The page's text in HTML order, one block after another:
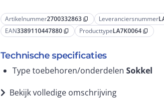
Artikelnummer2700332863 content_copy Leveranciersnummer
EAN3389110447880 content_copy ProducttypeLA7K0064 content_copy
Technische specificaties
Type toebehoren/onderdelen Sokkel
Bekijk volledige omschrijving